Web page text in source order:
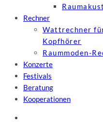
Rechner
Wattrechner
Kopfhörer
Raummoden-
Konzerte
Festivals
Beratung
Kooperationen